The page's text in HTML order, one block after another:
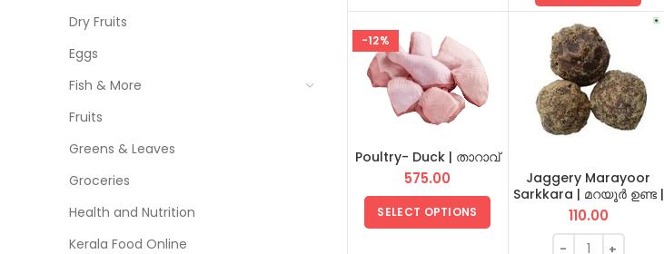
Dry Fruits
Eggs
Fish & More
Fruits
Greens & Leaves
Groceries
Health and Nutrition
Kerala Food Online
-12%
Poultry- Duck | താറാവ്
575.00
SELECT OPTIONS
Jaggery Marayoor
Sarkkara | മറയൂർ ഉണ്ട |
Vellam | Unda 1 KG
110.00